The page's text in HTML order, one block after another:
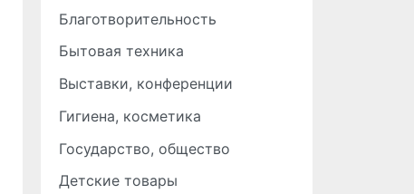
Благотворительность
Бытовая техника
Выставки, конференции
Гигиена, косметика
Государство, общество
Детские товары